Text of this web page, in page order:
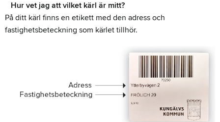
Hur vet jag att vilket kärl är mitt?
På ditt kärl finns en etikett med den adress och
fastighetsbeteckning som kärlet tillhör.